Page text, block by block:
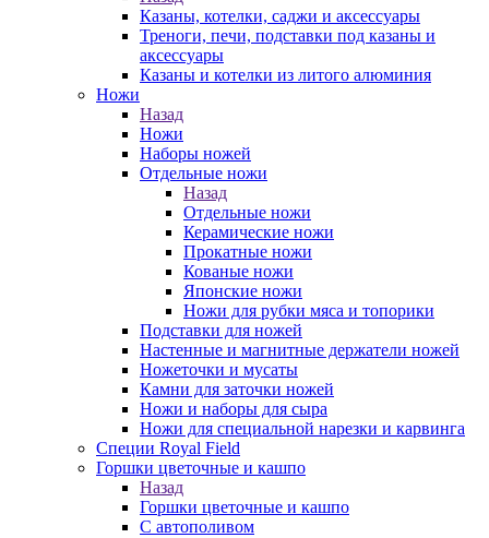
Казаны, котелки, саджи и аксессуары
Треноги, печи, подставки под казаны и
аксессуары
Казаны и котелки из литого алюминия
Ножи
Назад
Ножи
Наборы ножей
Отдельные ножи
Назад
Отдельные ножи
Керамические ножи
Прокатные ножи
Кованые ножи
Японские ножи
Ножи для рубки мяса и топорики
Подставки для ножей
Настенные и магнитные держатели ножей
Ножеточки и мусаты
Камни для заточки ножей
Ножи и наборы для сыра
Ножи для специальной нарезки и карвинга
Специи Royal Field
Горшки цветочные и кашпо
Назад
Горшки цветочные и кашпо
С автополивом